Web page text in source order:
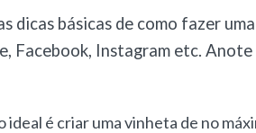
dicas básicas de como fazer
Facebook, Instagram etc. Anote
ideal é criar uma vinheta de no